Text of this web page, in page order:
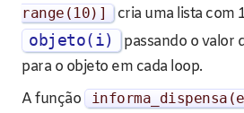
range ( 10)] cria uma lista com
objeto(i) passando o valor
para o objeto em cada loop.
A função
informa_dispensa (e